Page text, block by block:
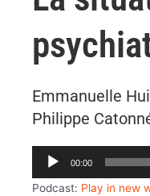
Emmanuelle
Philippe
Lecteur
audio
00:00
Podcast: Play in new